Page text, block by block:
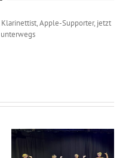
Klarinettist, Apple-Supporter, jetzt